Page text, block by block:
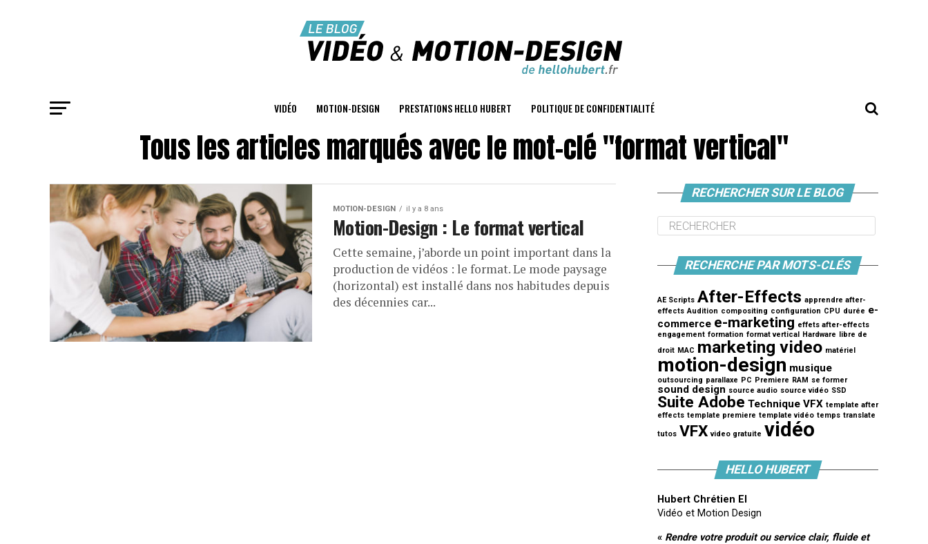
VIDÉO MOTION-DESIGN PRESTATIONS HELLO HUBERT POLITIQUE DE CONFIDENTIALITÉ
Tous les articles marqués avec le mot-clé "format vertical"
MOTION-DESIGN il y a 8 ans
Motion-Design : Le format vertical
Cette semaine, j’aborde un point important dans la
production de vidéos : le format. Le mode paysage
(horizontal) est installé dans nos habitudes depuis
des décennies car...
RECHERCHER SUR LE BLOG
RECHERCHE PAR MOTS-CLÉS
AE Scripts After-Effects apprendre after-
effects Audition compositing configuration CPU durée e-
commerce e-marketing effets after-effects
engagement formation format vertical Hardware libre de
droit MAC marketing video matériel
motion-design musique
outsourcing parallaxe PC Premiere RAM se former
sound design source audio source vidéo SSD
Suite Adobe Technique VFX template after
effects template premiere template vidéo temps translate
tutos VFX video gratuite vidéo
HELLO HUBERT
Hubert Chrétien EI
Vidéo et Motion Design
« Rendre votre produit ou service clair, fluide et